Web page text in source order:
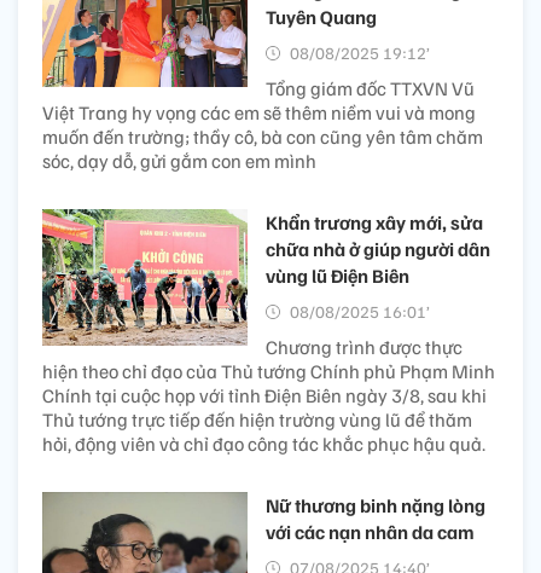
Tuyên Quang
08/08/2025 19:12’
Tổng giám đốc TTXVN Vũ
Việt Trang hy vọng các em sẽ thêm niềm vui và mong
muốn đến trường; thầy cô, bà con cũng yên tâm chăm
sóc, dạy dỗ, gửi gắm con em mình
Khẩn trương xây mới, sửa
chữa nhà ở giúp người dân
vùng lũ Điện Biên
08/08/2025 16:01’
Chương trình được thực
hiện theo chỉ đạo của Thủ tướng Chính phủ Phạm Minh
Chính tại cuộc họp với tỉnh Điện Biên ngày 3/8, sau khi
Thủ tướng trực tiếp đến hiện trường vùng lũ để thăm
hỏi, động viên và chỉ đạo công tác khắc phục hậu quả.
Nữ thương binh nặng lòng
với các nạn nhân da cam
07/08/2025 14:40’